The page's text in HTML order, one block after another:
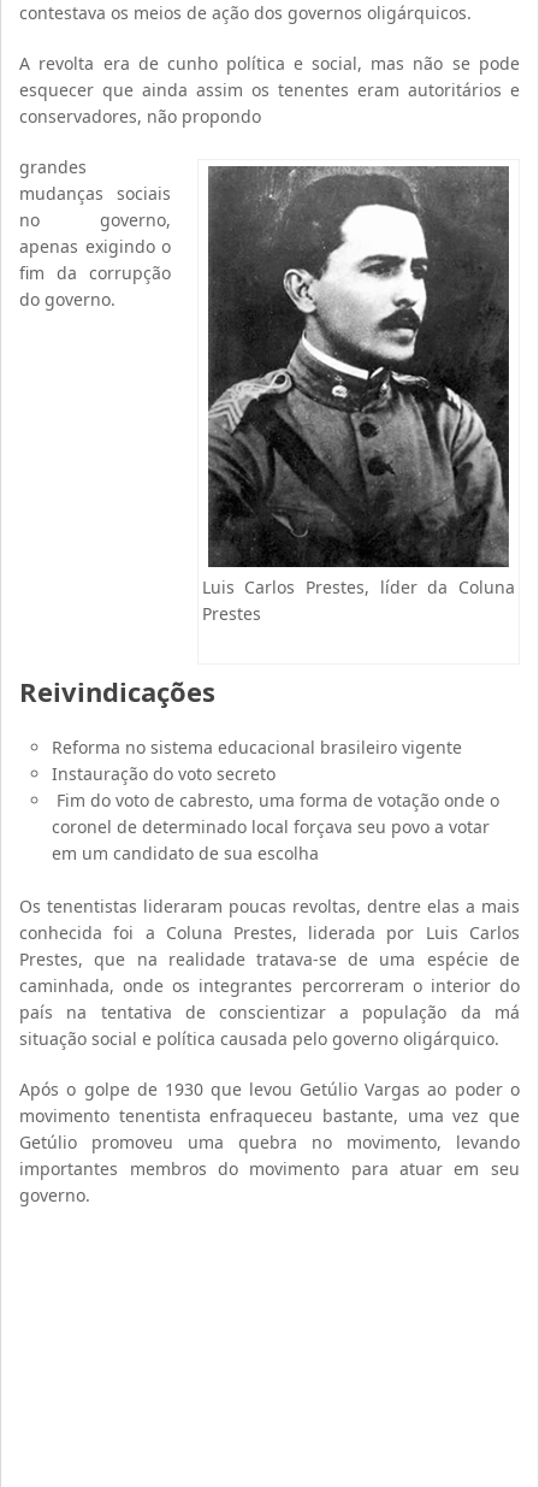
contestava os meios de ação dos governos oligárquicos.
A revolta era de cunho política e social, mas não se pode
esquecer que ainda assim os tenentes eram autoritários e
conservadores, não propondo
Luis Carlos Prestes, líder da Coluna
Prestes
grandes
mudanças sociais
no governo,
apenas exigindo o
fim da corrupção
do governo.
Reivindicações
Reforma no sistema educacional brasileiro vigente
Instauração do voto secreto
Fim do voto de cabresto, uma forma de votação onde o
coronel de determinado local forçava seu povo a votar
em um candidato de sua escolha
Os tenentistas lideraram poucas revoltas, dentre elas a mais
conhecida foi a Coluna Prestes, liderada por Luis Carlos
Prestes, que na realidade tratava-se de uma espécie de
caminhada, onde os integrantes percorreram o interior do
país na tentativa de conscientizar a população da má
situação social e política causada pelo governo oligárquico.
Após o golpe de 1930 que levou Getúlio Vargas ao poder o
movimento tenentista enfraqueceu bastante, uma vez que
Getúlio promoveu uma quebra no movimento, levando
importantes membros do movimento para atuar em seu
governo.